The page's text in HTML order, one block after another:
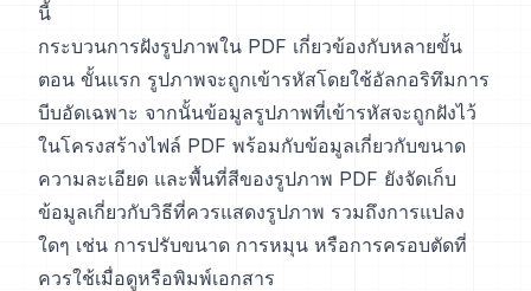
นี้
กระบวนการฝังรูปภาพใน PDF เกี่ยวข้องกับหลายขั้น
ตอน ขั้นแรก รูปภาพจะถูกเข้ารหัสโดยใช้อัลกอริทึมการ
บีบอัดเฉพาะ จากนั้นข้อมูลรูปภาพที่เข้ารหัสจะถูกฝังไว้
ในโครงสร้างไฟล์ PDF พร้อมกับข้อมูลเกี่ยวกับขนาด
ความละเอียด และพื้นที่สีของรูปภาพ PDF ยังจัดเก็บ
ข้อมูลเกี่ยวกับวิธีที่ควรแสดงรูปภาพ รวมถึงการแปลง
ใดๆ เช่น การปรับขนาด การหมุน หรือการครอบตัดที่
ควรใช้เมื่อดูหรือพิมพ์เอกสาร